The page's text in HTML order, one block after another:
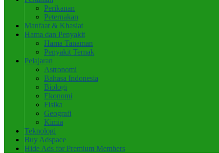
Perikanan
Peternakan
Manfaat & Khasiat
Hama dan Penyakit
Hama Tanaman
Penyakit Ternak
Pelajaran
Astronomi
Bahasa Indonesia
Biologi
Ekonomi
Fisika
Geografi
Kimia
Teknologi
Buy Adspace
Hide Ads for Premium Members